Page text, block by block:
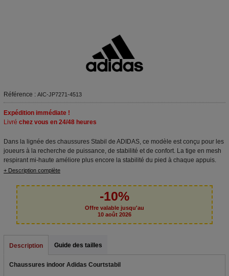
Référence : AIC-JP7271-4513
Expédition immédiate !
Livré chez vous en 24/48 heures
Dans la lignée des chaussures Stabil de ADIDAS, ce modèle est conçu pour les
joueurs à la recherche de puissance, de stabilité et de confort. La tige en mesh
respirant mi-haute améliore plus encore la stabilité du pied à chaque appuis.
+ Description complète
-10%
Offre valable jusqu'au
10 août 2026
Description Guide des tailles
Chaussures indoor Adidas Courtstabil